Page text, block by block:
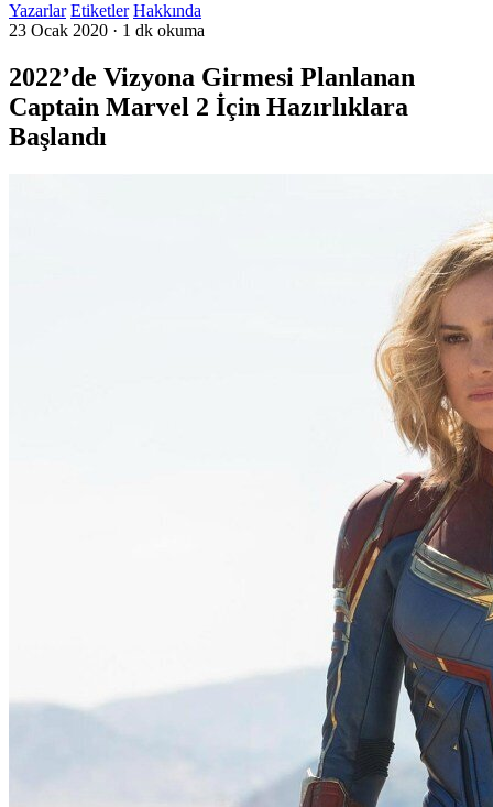
Yazarlar Etiketler Hakkında
23 Ocak 2020 · 1 dk okuma
2022’de Vizyona Girmesi Planlanan
Captain Marvel 2 İçin Hazırlıklara
Başlandı